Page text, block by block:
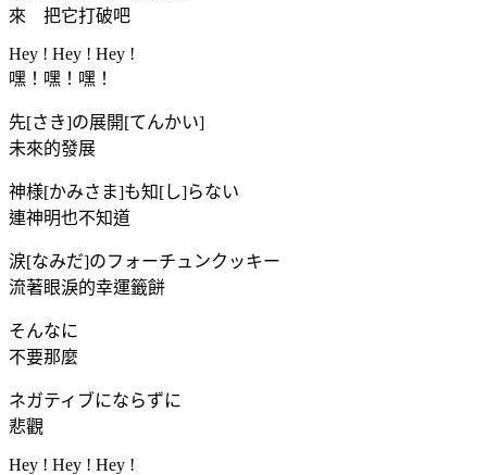
來 把它打破吧
Hey ! Hey ! Hey !
嘿！嘿！嘿！
先[さき]の展開[てんかい]
未來的發展
神様[かみさま]も知[し]らない
連神明也不知道
涙[なみだ]のフォーチュンクッキー
流著眼淚的幸運籤餅
そんなに
不要那麼
ネガティブにならずに
悲觀
Hey ! Hey ! Hey !